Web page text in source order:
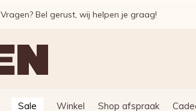
Sale Winkel Shop afspraak
Vragen? Bel gerust, wij helpen je graag!